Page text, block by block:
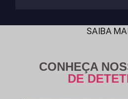
SAIBA
CONHEÇA
DE